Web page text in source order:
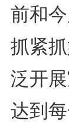
前和
抓紧
泛开
达到